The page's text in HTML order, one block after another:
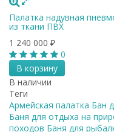
Палатка надувная
из ткани ПВХ
1 240 000 ₽
0
В корзину
В наличии
Теги
Армейская палатка Бан
Баня для отдыха на
походов Баня для